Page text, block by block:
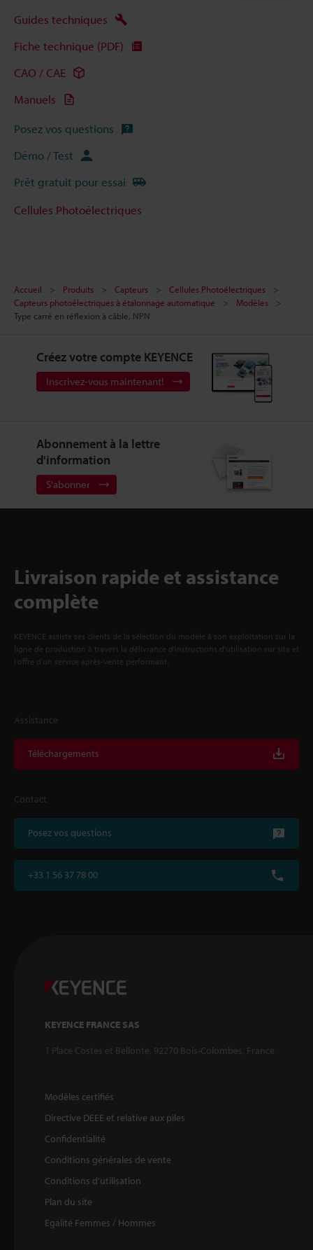
Guides techniques
Fiche technique (PDF)
CAO / CAE
Manuels
Posez vos questions
Démo / Test
Prêt gratuit pour essai
Cellules Photoélectriques
Accueil Produits Capteurs
Cellules Photoélectriques
Capteurs photoélectriques à étalonnage automatique
Modèles
Type carré en réflexion à câble, NPN
Créez votre compte KEYENCE
Inscrivez-vous maintenant!
Abonnement à la lettre
d'information
S'abonner
Livraison rapide et assistance
complète
KEYENCE assiste ses clients de la sélection du modèle à son exploitation sur la
ligne de production à travers la délivrance d'instructions d'utilisation sur site et
l'offre d'un service après-vente performant.
Assistance
Téléchargements
Contact
Posez vos questions
+33 1 56 37 78 00
KEYENCE FRANCE SAS
1 Place Costes et Bellonte, 92270 Bois-Colombes, France
Modèles certifiés
Directive DEEE et relative aux piles
Confidentialité
Conditions générales de vente
Conditions d'utilisation
Plan du site
Egalité Femmes / Hommes